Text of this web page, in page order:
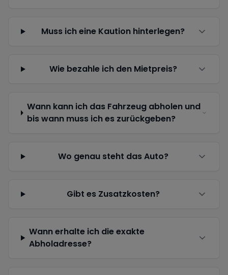
Muss ich eine Kaution hinterlegen?
Wie bezahle ich den Mietpreis?
Wann kann ich das Fahrzeug abholen und
bis wann muss ich es zurückgeben?
Wo genau steht das Auto?
Gibt es Zusatzkosten?
Wann erhalte ich die exakte
Abholadresse?